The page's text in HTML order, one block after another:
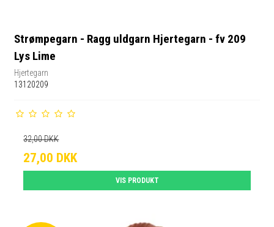
Strømpegarn - Ragg uldgarn Hjertegarn - fv 209
Lys Lime
Hjertegarn
13120209
32,00 DKK
27,00 DKK
VIS PRODUKT